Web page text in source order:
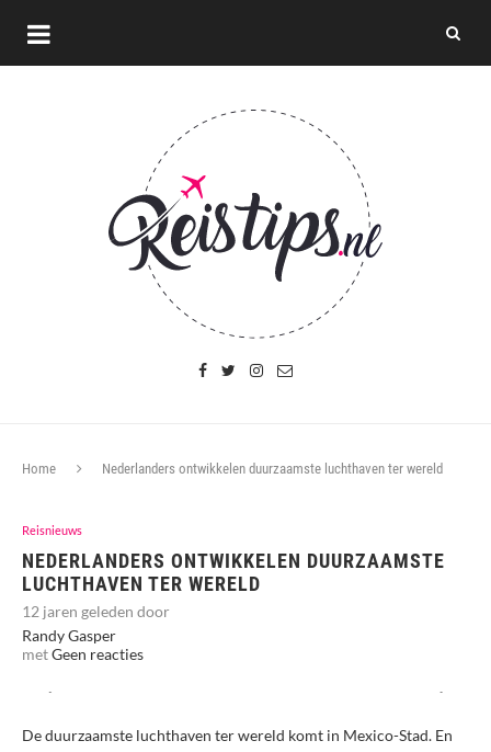
Home Nederlanders ontwikkelen duurzaamste luchthaven ter wereld
Reisnieuws
NEDERLANDERS ONTWIKKELEN DUURZAAMSTE
LUCHTHAVEN TER WERELD
12 jaren geleden door
Randy Gasper
metGeen reacties
De duurzaamste luchthaven ter wereld komt in Mexico-Stad. En